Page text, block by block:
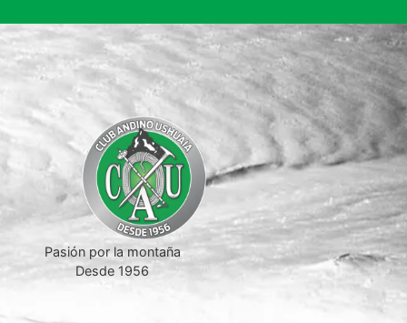
Pasión por la montaña
Desde 1956